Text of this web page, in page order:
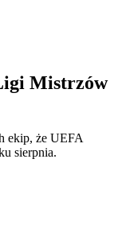
Mistrzów
ekip, że UEFA
sierpnia.